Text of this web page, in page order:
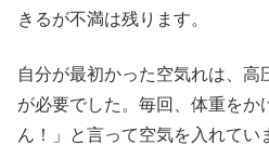
きるが不満は残ります。
自分が最初かった空気れは、高
が必要でした。毎回、体重をか
ん！」と言って空気を入れてい